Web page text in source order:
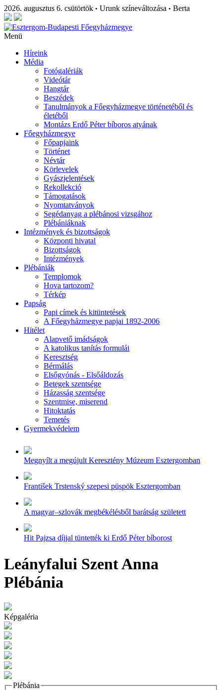
2026. augusztus 6. csütörtök • Urunk színeváltozása • Berta
Menü
Híreink
Média
Fotógalériák
Videótár
Hangtár
Beszédek
Tanulmányok a Főegyházmegye történetéből és
életéből
Montázs Erdő Péter bíboros atyának
Főegyházmegye
Főpapjaink
Történet
Névtár
Körlevelek
Gyászjelentések
Rekollekció
Támogatások
Nyomtatványok
Segédanyag a plébánosi vizsgához
Plébániáknak
Intézmények és bizottságok
Központi hivatal
Bizottságok
Intézmények
Plébániák
Templomok
Hova tartozom?
Térkép
Papság
Papi címek és kitüntetések
A Főegyházmegye papjai 1892-2006
Hitélet
Alapvető imádságok
A katolikus tanítás formulái
Keresztség
Bérmálás
Elsőgyónás - Elsőáldozás
Betegek szentsége
Házasság szentsége
Szentmise, miserend
Hitoktatás
Temetés
Gyermekvédelem
Megnyílt a megújult Keresztény Múzeum Esztergomban
František Trstenský szepesi püspök Esztergomban
A magyar–szlovák megbékélésből barátság született
Hit Pajzsa díjjal tüntették ki Erdő Péter bíborost
Leányfalui Szent Anna
Plébánia
Képgaléria
Plébánia